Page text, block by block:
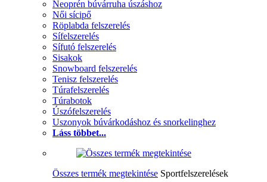
Neoprén búvárruha úszáshoz
Női sícipő
Röplabda felszerelés
Sífelszerelés
Sífutó felszerelés
Sisakok
Snowboard felszerelés
Tenisz felszerelés
Túrafelszerelés
Túrabotok
Úszófelszerelés
Uszonyok búvárkodáshoz és snorkelinghez
Láss többet...
Összes termék megtekintése Sportfelszerelések